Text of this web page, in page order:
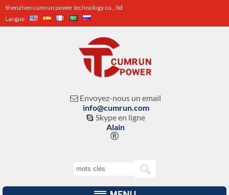
Shenzhen cumrun power technology co., ltd
Langue
 Envoyez-nous un email
info@cumrun.com
 Skype en ligne
Alain
